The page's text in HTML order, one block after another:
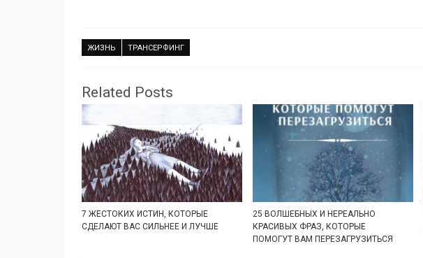
ЖИЗНЬ ТРАНСЕРФИНГ
Related Posts
7 ЖЕСТОКИХ ИСТИН, КОТОРЫЕ
СДЕЛАЮТ ВАС СИЛЬНЕЕ И ЛУЧШЕ
25 ВОЛШЕБНЫХ И НЕРЕАЛЬНО
КРАСИВЫХ ФРАЗ, КОТОРЫЕ
ПОМОГУТ ВАМ ПЕРЕЗАГРУЗИТЬСЯ